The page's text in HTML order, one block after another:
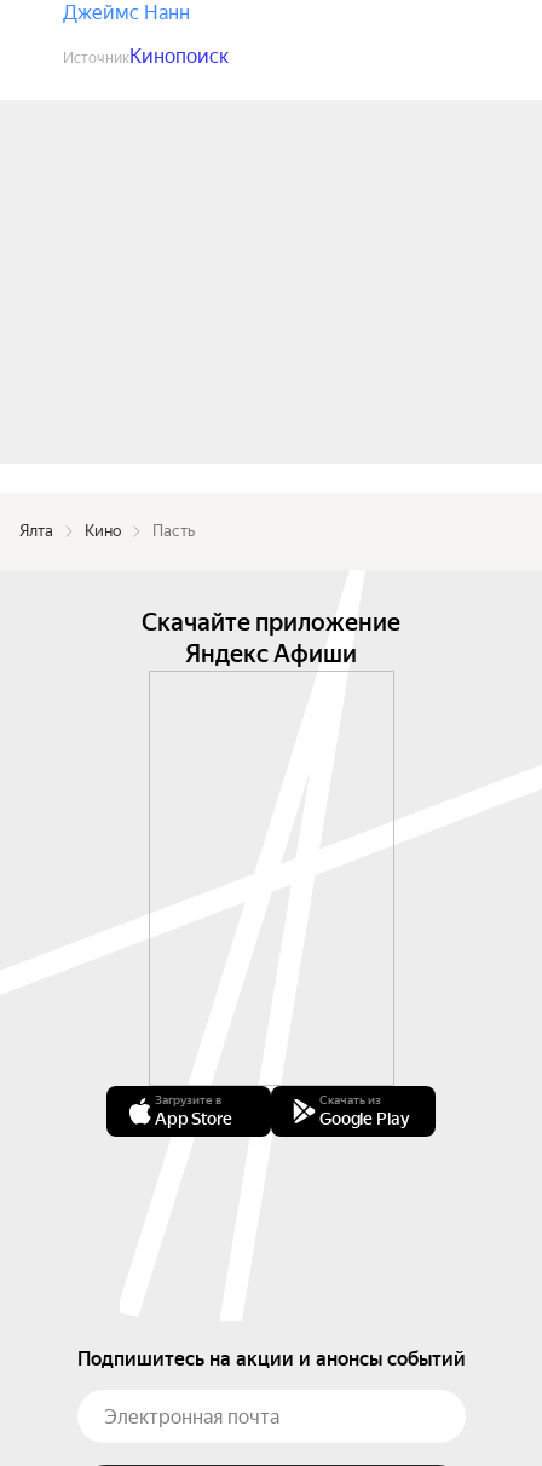
Джеймс Нанн
ИсточникКинопоиск
Ялта Кино Пасть
Скачайте приложение
Яндекс Афиши
Загрузите в
App Store
Скачать из
Google Play
Подпишитесь на акции и анонсы событий